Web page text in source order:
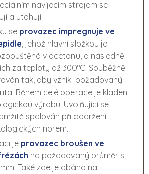
navíjecím strojem se
a utahují.
se provazec impregnuje ve
, jehož hlavní složkou je
v acetonu, a následně
za teploty až 300°C. Souběžně
tak, aby vznikl požadovaný
Během celé operace je kladen
výrobu. Uvolňující se
spalován při dodržení
norem.
je provazec broušen ve
na požadovaný průměr s
Také zde je dbáno na